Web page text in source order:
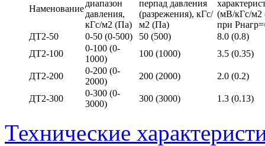
Наменование
диапазон
давления,
кГс/м2 (Па)
перпад давления
(разрежения), кГс/
м2 (Па)
(мВ/кГс/
при
ДТ2-50
0-50 (0-500) 50 (500)
8.0 (0.8)
ДТ2-100
0-100 (0-
1000)
100 (1000) 3.5 (0.35)
ДТ2-200
0-200 (0-
2000)
200 (2000) 2.0 (0.2)
ДТ2-300
0-300 (0-
3000)
300 (3000) 1.3 (0.13)
Технические